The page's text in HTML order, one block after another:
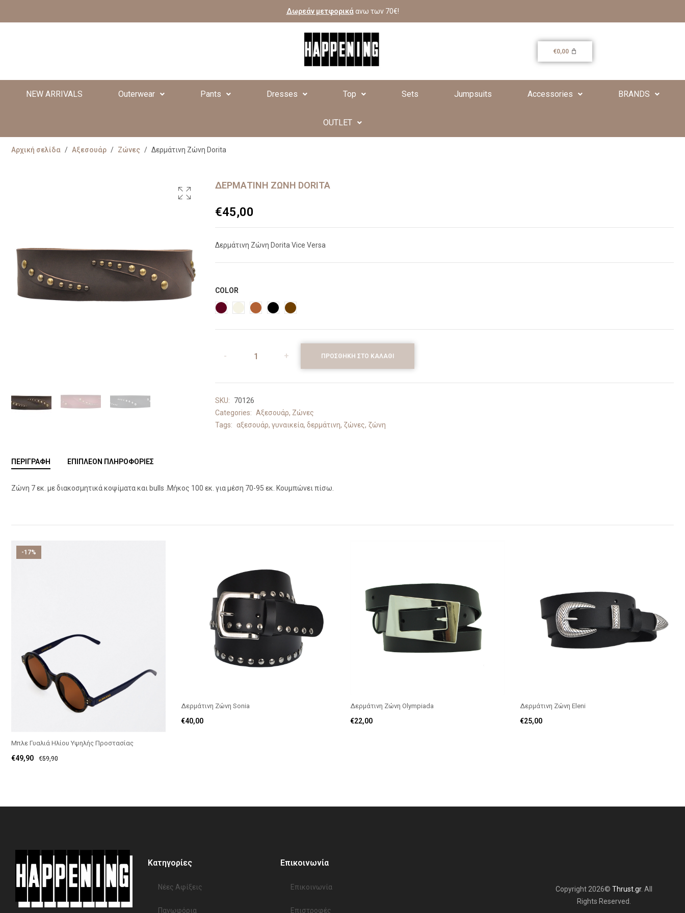
Δωρεάν μετφορικάανω των 70€!
€0,00
NEW ARRIVALS Outerwear Pants Dresses Top Sets Jumpsuits Accessories BRANDS
OUTLET
Αρχική σελίδα / Αξεσουάρ / Ζώνες / Δερμάτινη Ζώνη Dorita
ΔΕΡΜΆΤΙΝΗ ΖΏΝΗ DORITA
€45,00
Δερμάτινη Ζώνη Dorita Vice Versa
COLOR
ΠΡΟΣΘΉΚΗ ΣΤΟ ΚΑΛΆΘΙ
SKU:
70126
Categories: Αξεσουάρ, Ζώνες
Tags: αξεσουάρ, γυναικεία, δερμάτινη, ζώνες, ζώνη
ΠΕΡΙΓΡΑΦΉ ΕΠΙΠΛΈΟΝ ΠΛΗΡΟΦΟΡΊΕΣ
Ζώνη 7 εκ. με διακοσμητικά κοψίματα και bulls .Μήκος 100 εκ. για μέση 70-95 εκ. Κουμπώνει πίσω.
-17%
Μπλε Γυαλιά Ηλίου Υψηλής Προστασίας
€59,90
€49,90
Δερμάτινη Ζώνη Sonia
€40,00
Δερμάτινη Ζώνη Olympiada
€22,00
Δερμάτινη Ζώνη Eleni
€25,00
Κατηγορίες
Νέες Αφίξεις
Πανωφόρια
Επικοινωνία
Επικοινωνία​
Επιστροφές
Copyright 2026© Thrust.gr. All
Rights Reserved.